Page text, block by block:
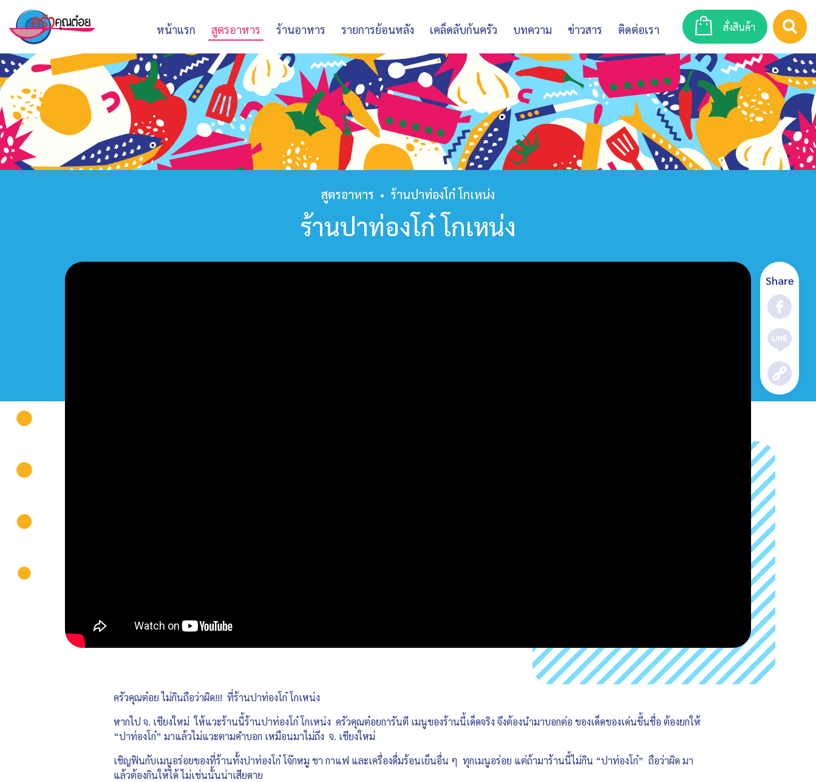
หน้าแรก สูตรอาหาร ร้านอาหาร รายการย้อนหลัง เคล็ดลับก้นครัว บทความ ข่าวสาร ติดต่อเรา สั่งสินค้า
สูตรอาหาร • ร้านปาท่องโก๋ โกเหน่ง
ร้านปาท่องโก๋ โกเหน่ง
Share
ครัวคุณต๋อย ไม่กินถือว่าผิด!!! ที่ร้านปาท่องโก๋ โกเหน่ง
หากไป จ. เชียงใหม่ ให้แวะร้านนี้ร้านปาท่องโก๋ โกเหน่ง ครัวคุณต๋อยการันตี เมนูของร้านนี้เด็ดจริง จึงต้องนำมาบอกต่อ ของเด็ดของเด่นขึ้นชื่อ ต้องยกให้
“ปาท่องโก๋” มาแล้วไม่แวะตามคำบอก เหมือนมาไม่ถึง จ. เชียงใหม่
เชิญฟินกับเมนูอร่อยของที่ร้านทั้งปาท่องโก๋ โจ๊กหมู ชา กาแฟ และเครื่องดื่มร้อนเย็นอื่น ๆ ทุกเมนูอร่อย แต่ถ้ามาร้านนี้ไม่กิน “ปาท่องโก๋” ถือว่าผิด มา
แล้วต้องกินให้ได้ ไม่เช่นนั้นน่าเสียดาย